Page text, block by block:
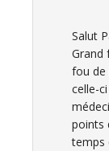
Salut
Grand
fou de
celle-
points
temps